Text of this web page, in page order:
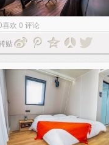
喜欢 0 评论
贴